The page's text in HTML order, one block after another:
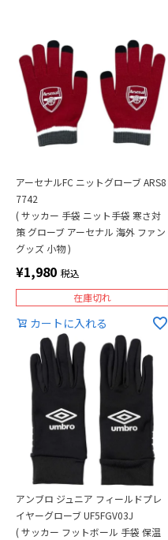
アーセナルFC ニットグローブ ARS8
7742
( サッカー 手袋 ニット手袋 寒さ対
策 グローブ アーセナル 海外 ファン
グッズ 小物 )
¥1,980 税込
在庫切れ
カートに入れる
アンブロ ジュニア フィールドプレ
イヤーグローブ UF5FGV03J
( サッカー フットボール 手袋 保温